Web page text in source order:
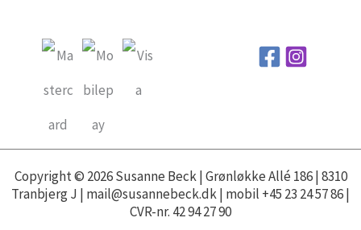
Copyright © 2026 Susanne Beck | Grønløkke Allé 186 | 8310
Tranbjerg J | mail@susannebeck.dk | mobil +45 23 24 57 86 |
CVR-nr. 42 94 27 90